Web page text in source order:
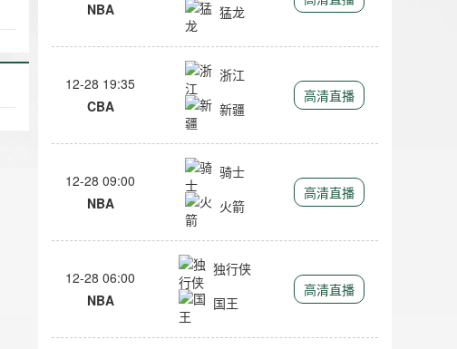
NBA
猛龙
12-28 19:35
CBA
浙江
新疆
高清直播
12-28 09:00
NBA
骑士
火箭
高清直播
12-28 06:00
NBA
独行侠
国王
高清直播